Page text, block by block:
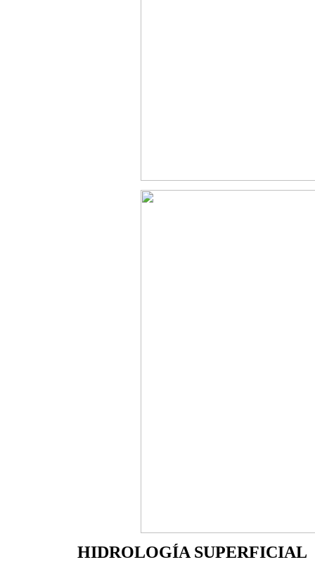
HIDROLOGÍA SUPERFICIAL